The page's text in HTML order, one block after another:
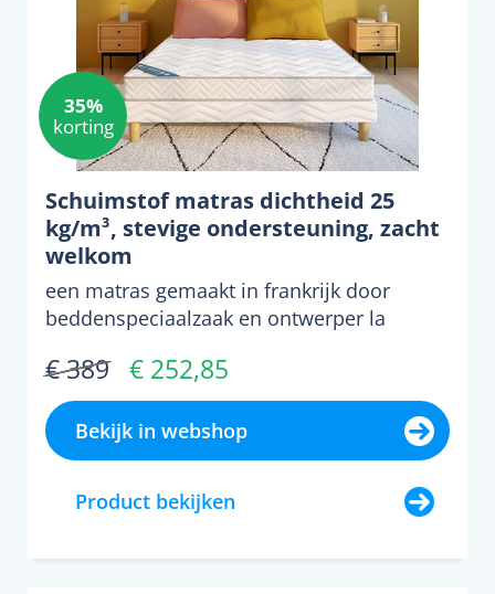
35%
korting
Schuimstof matras dichtheid 25
kg/m³, stevige ondersteuning, zacht
welkom
een matras gemaakt in frankrijk door
beddenspeciaalzaak en ontwerper la
€ 389 € 252,85
Bekijk in webshop
Product bekijken